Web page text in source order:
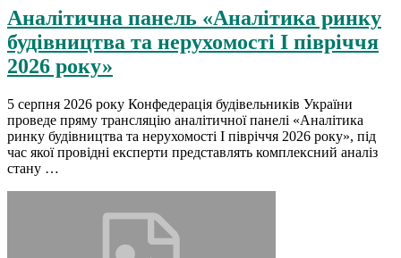
Аналітична панель «Аналітика ринку
будівництва та нерухомості І півріччя
2026 року»
5 серпня 2026 року Конфедерація будівельників України
проведе пряму трансляцію аналітичної панелі «Аналітика
ринку будівництва та нерухомості І півріччя 2026 року», під
час якої провідні експерти представлять комплексний аналіз
стану …